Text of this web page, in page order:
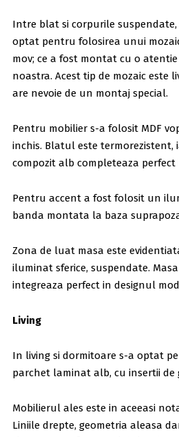
Intre blat si corpurile
optat pentru folosirea unui
mov; ce a fost montat cu o
noastra. Acest tip de mozaic este
are nevoie de un montaj special.
Pentru mobilier s-a folosit MDF
inchis. Blatul este termorezistent,
compozit alb completeaza perfect
Pentru accent a fost folosit un
banda montata la baza
Zona de luat masa este
iluminat sferice, suspendate.
integreaza perfect in designul
Living
In living si dormitoare s-a optat
parchet laminat alb, cu insertii de
Mobilierul ales este in aceeasi
Liniile drepte, geometria aleasa